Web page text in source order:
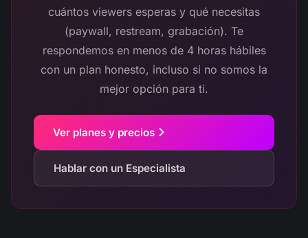
cuántos viewers esperas y qué necesitas
(paywall, restream, grabación). Te
respondemos en menos de 4 horas hábiles
con un plan honesto, incluso si no somos la
mejor opción para ti.
Ver planes y precios
Hablar con un Especialista